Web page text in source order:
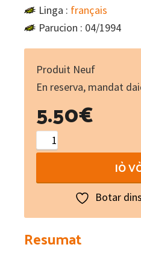
Linga : français
Parucion : 04/1994
Produit Neuf
En reserva, mandat
5.50€
pays
feuillardiers
IÒ
Botar
Resumat